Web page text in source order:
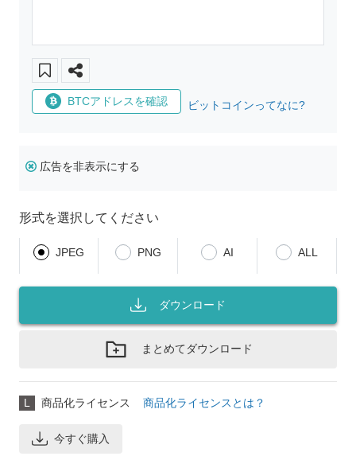
BTCアドレスを確認 ビットコインってなに?
広告を非表示にする
形式を選択してください
JPEG PNG AI ALL
ダウンロード
まとめてダウンロード
L 商品化ライセンス 商品化ライセンスとは？
今すぐ購入